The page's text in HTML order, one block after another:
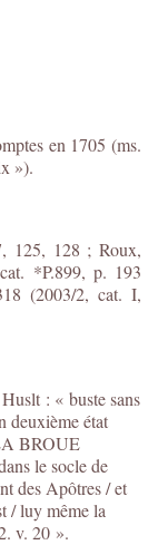
en 1705 (ms.
»).
125, 128 ; Roux,
*P.899, p. 193
(2003/2, cat. I,
: « buste sans
deuxième état
BROUE
le socle de
des Apôtres / et
/ luy même la
v. 20 ».